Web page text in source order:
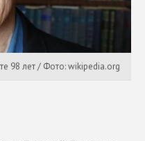
98 лет / Фото: wikipedia.org